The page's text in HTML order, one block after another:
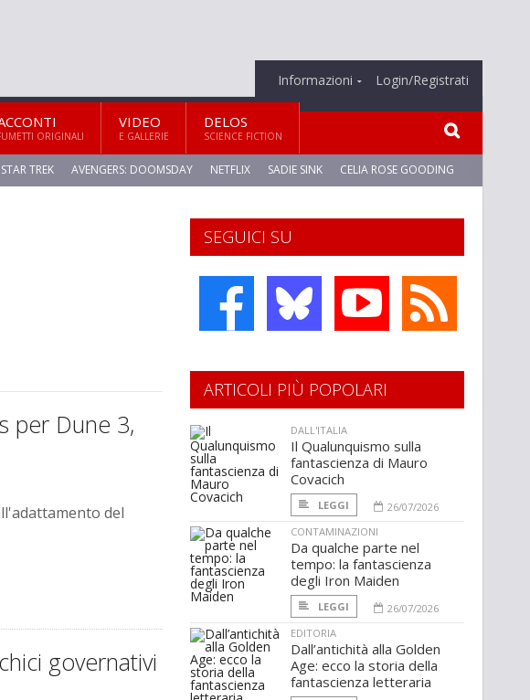
Informazioni Login/Registrati
ORIGINALI
VIDEO
E GALLERIE
DELOS
SCIENCE FICTION
STAR TREK AVENGERS: DOOMSDAY NETFLIX SADIE SINK CELIA ROSE GOODING
per Dune 3,
del
governativi
SEGUICI SU
ARTICOLI PIÙ POPOLARI
DALL'ITALIA
Il Qualunquismo sulla
fantascienza di Mauro
Covacich
LEGGI
26/07/2026
CONTAMINAZIONI
Da qualche parte nel
tempo: la fantascienza
degli Iron Maiden
LEGGI
26/07/2026
EDITORIA
Dall’antichità alla Golden
Age: ecco la storia della
fantascienza letteraria